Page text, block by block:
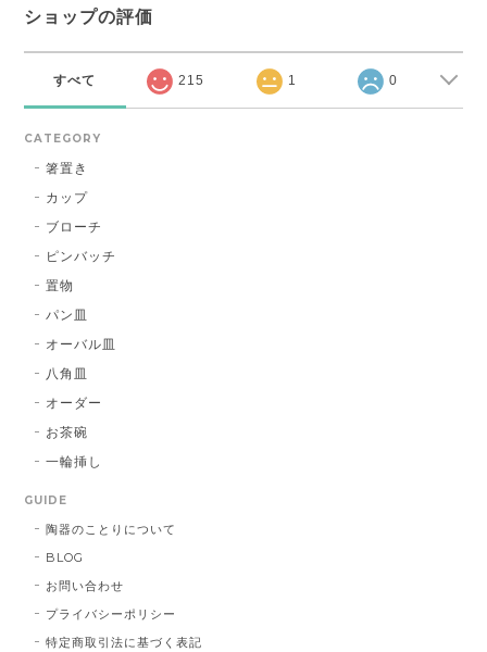
ショップの評価
すべて 215 1 0
CATEGORY
箸置き
カップ
ブローチ
ピンバッチ
置物
パン皿
オーバル皿
八角皿
オーダー
お茶碗
一輪挿し
GUIDE
陶器のことりについて
BLOG
お問い合わせ
プライバシーポリシー
特定商取引法に基づく表記